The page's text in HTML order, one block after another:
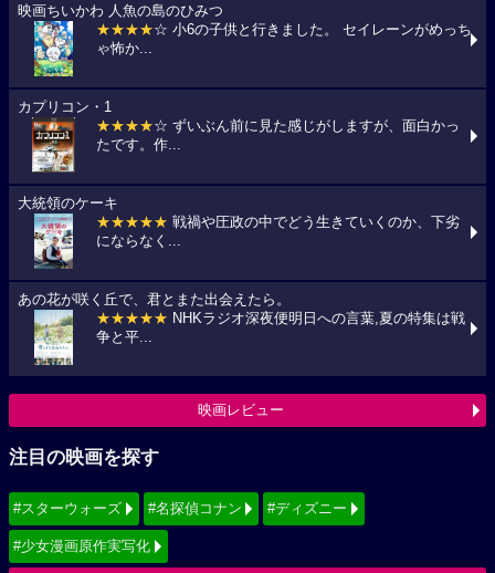
映画ちいかわ 人魚の島のひみつ
★★★★☆ 小6の子供と行きました。 セイレーンがめっち
ゃ怖か...
カプリコン・1
★★★★☆ ずいぶん前に見た感じがしますが、面白かっ
たです。作...
大統領のケーキ
★★★★★ 戦禍や圧政の中でどう生きていくのか、下劣
にならなく...
あの花が咲く丘で、君とまた出会えたら。
★★★★★ NHKラジオ深夜便明日への言葉,夏の特集は戦
争と平...
映画レビュー
注目の映画を探す
#スターウォーズ #名探偵コナン #ディズニー
#少女漫画原作実写化